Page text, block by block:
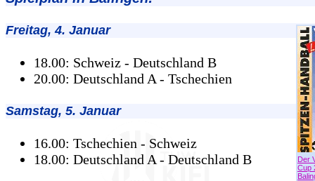
Der
Cup
Freitag, 4. Januar
18.00: Schweiz - Deutschland B
20.00: Deutschland A - Tschechien
Samstag, 5. Januar
16.00: Tschechien - Schweiz
18.00: Deutschland A - Deutschland B